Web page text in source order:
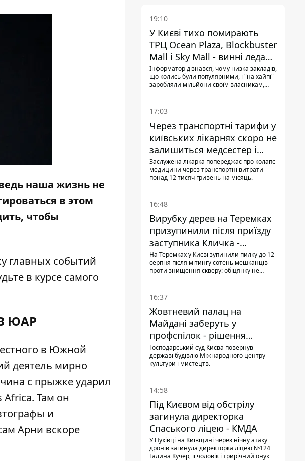
наша жизнь не
в этом
чтобы
главных событий
в курсе самого
ЮАР
в Южной
деятель мирно
с прыжке ударил
Там он
и
Арни вскоре
19:10
У Києві тихо помирають
ТРЦ Ocean Plaza, Blockbuster
Mall і Sky Mall - винні ледачі
менеджери й канібалізм
Інформатор дізнався, чому низка закладів,
що колись були популярними, і "на хайпі"
заробляли мільйони своїм власникам,
галереї виглядають сумно, завішані
плакатиками про знижки "до 70%" і
"остаточний розпродаж"
17:03
Через транспортні тарифи у
київських лікарнях скоро не
залишиться медсестер і
санітарок - професор
Голубовська
Заслужена лікарка попереджає про колапс
медицини через транспортні витрати
понад 12 тисяч гривень на місяць.
16:48
Вирубку дерев на Теремках
призупинили після приїзду
заступника Кличка -
почався діалог
На Теремках у Києві зупинили пилку до 12
серпня після мітингу сотень мешканців
проти знищення скверу: обіцянку не
прибув налагодити комунікацію
16:37
Жовтневий палац на
Майдані заберуть у
профспілок - рішення
Господарського суду
Господарський суд Києва повернув
державі будівлю Міжнародного центру
культури і мистецтв.
14:58
Під Києвом від обстрілу
загинула директорка
Спаського ліцею - КМДА
У Пухівці на Київщині через нічну атаку
дронів загинула директорка ліцею №124
Галина Кучер, її чоловік і трирічний онук